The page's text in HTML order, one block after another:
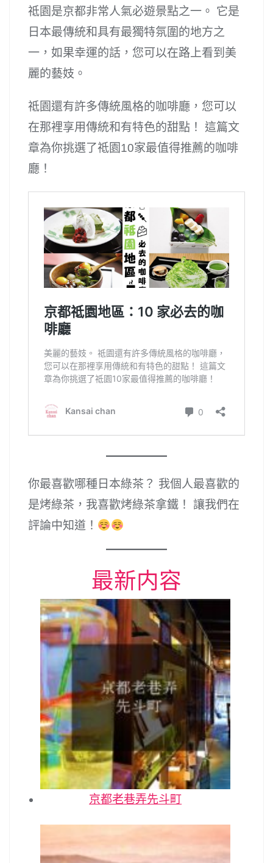
祗園是京都非常人氣必遊景點之一。 它是
日本最傳統和具有最獨特氛圍的地方之
一，如果幸運的話，您可以在路上看到美
麗的藝妓。
祗園還有許多傳統風格的咖啡廳，您可以
在那裡享用傳統和有特色的甜點！ 這篇文
章為你挑選了祗園10家最值得推薦的咖啡
廳！
你最喜歡哪種日本綠茶？ 我個人最喜歡的
是烤綠茶，我喜歡烤綠茶拿鐵！ 讓我們在
評論中知道！
最新内容
京都老巷弄先斗町